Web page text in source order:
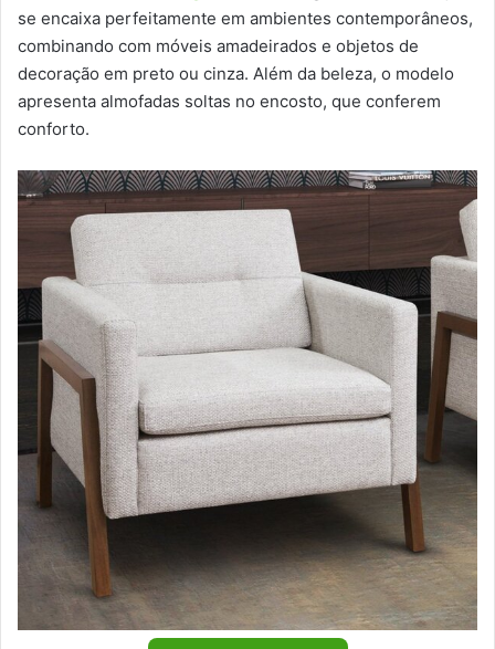
se encaixa perfeitamente em ambientes contemporâneos,
combinando com móveis amadeirados e objetos de
decoração em preto ou cinza. Além da beleza, o modelo
apresenta almofadas soltas no encosto, que conferem
conforto.